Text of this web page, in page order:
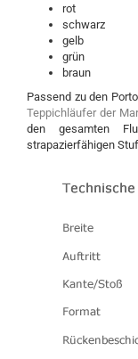
rot
schwarz
gelb
grün
braun
Passend zu den
Teppichläufer der
den gesamten
strapazierfähigen